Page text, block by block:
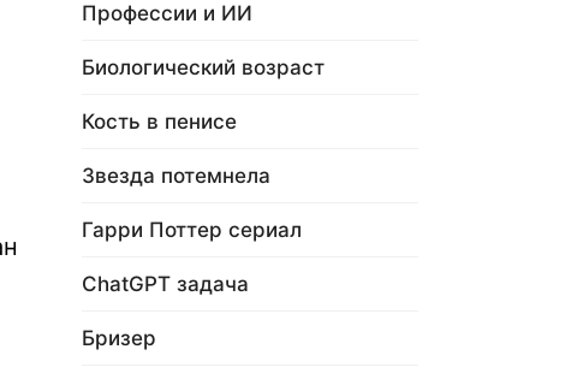
Профессии и ИИ
Биологический возраст
Кость в пенисе
Звезда потемнела
Гарри Поттер сериал
ChatGPT задача
Бризер